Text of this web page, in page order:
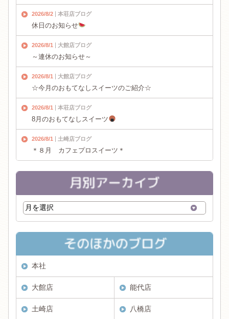
2026/8/2 本荘店ブログ
休日のお知らせ
2026/8/1 大館店ブログ
～連休のお知らせ～
2026/8/1 大館店ブログ
☆今月のおもてなしスイーツのご紹介☆
2026/8/1 本荘店ブログ
8月のおもてなしスイーツ
2026/8/1 土崎店ブログ
＊８月 カフェプロスイーツ＊
本社
大館店 能代店
土崎店 八橋店